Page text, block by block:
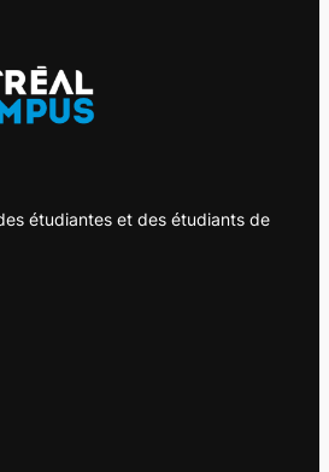
étudiantes et des étudiants de